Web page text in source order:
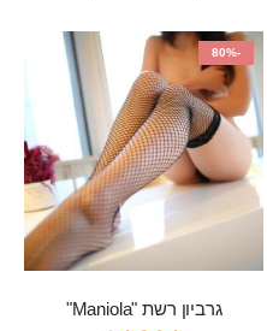
-80%
גרביון רשת "Maniola"